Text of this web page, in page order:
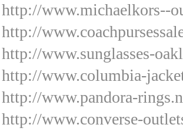
http://www.michaelkors--
http://
http://www.sunglasses-
http://www.columbia-
http://www.pandora-
http://www.converse-